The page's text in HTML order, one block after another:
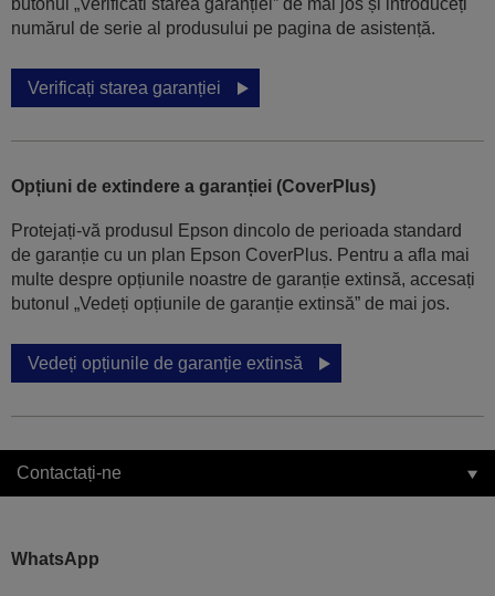
butonul „Verificati starea garanției” de mai jos și introduceți
numărul de serie al produsului pe pagina de asistență.
Verificați starea garanției
Opțiuni de extindere a garanției (CoverPlus)
Protejați-vă produsul Epson dincolo de perioada standard
de garanție cu un plan Epson CoverPlus. Pentru a afla mai
multe despre opțiunile noastre de garanție extinsă, accesați
butonul „Vedeți opțiunile de garanție extinsă” de mai jos.
Vedeți opțiunile de garanție extinsă
Contactați-ne
WhatsApp